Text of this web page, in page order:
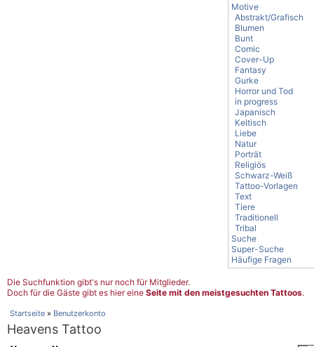
Motive
Abstrakt/Grafisch
Blumen
Bunt
Comic
Cover-Up
Fantasy
Gurke
Horror und Tod
in progress
Japanisch
Keltisch
Liebe
Natur
Porträt
Religiös
Schwarz-Weiß
Tattoo-Vorlagen
Text
Tiere
Traditionell
Tribal
Suche
Super-Suche
Häufige Fragen
Die Suchfunktion gibt's nur noch für Mitglieder.
Doch für die Gäste gibt es hier eine Seite mit den meistgesuchten Tattoos.
Startseite » Benutzerkonto
Heavens Tattoo